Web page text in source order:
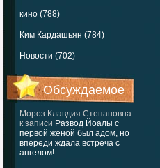
кино (788)
Ким Кардашьян (784)
Новости (702)
Обсуждаемое
Мороз Клавдия Степановна
к записи Развод Йоалы с
первой женой был адом, но
впереди ждала встреча с
ангелом!